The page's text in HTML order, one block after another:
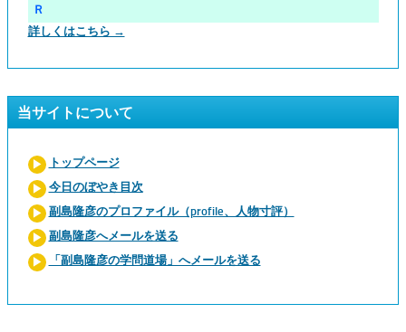
Ｒ
詳しくはこちら →
当サイトについて
トップページ
今日のぼやき目次
副島隆彦のプロファイル（profile、人物寸評）
副島隆彦へメールを送る
「副島隆彦の学問道場」へメールを送る